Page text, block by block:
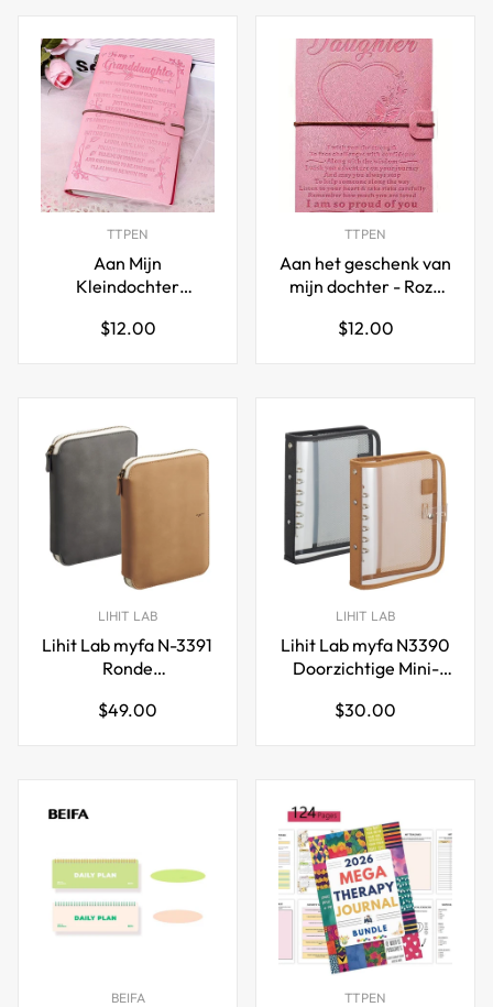
TTPEN
Aan Mijn
Kleindochter
Dagboek
Normale
$12.00
TTPEN
Aan het geschenk van
mijn dochter - Roze
mama
Normale
$12.00
LIHIT LAB
Lihit Lab myfa N-3391
Ronde
6-Gaten
Normale
$49.00
LIHIT LAB
Lihit Lab myfa N3390
Doorzichtige Mini-
Normale
$30.00
BEIFA TTPEN